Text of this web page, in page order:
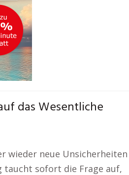
das Wesentliche
wieder neue Unsicherheiten
taucht sofort die Frage auf,